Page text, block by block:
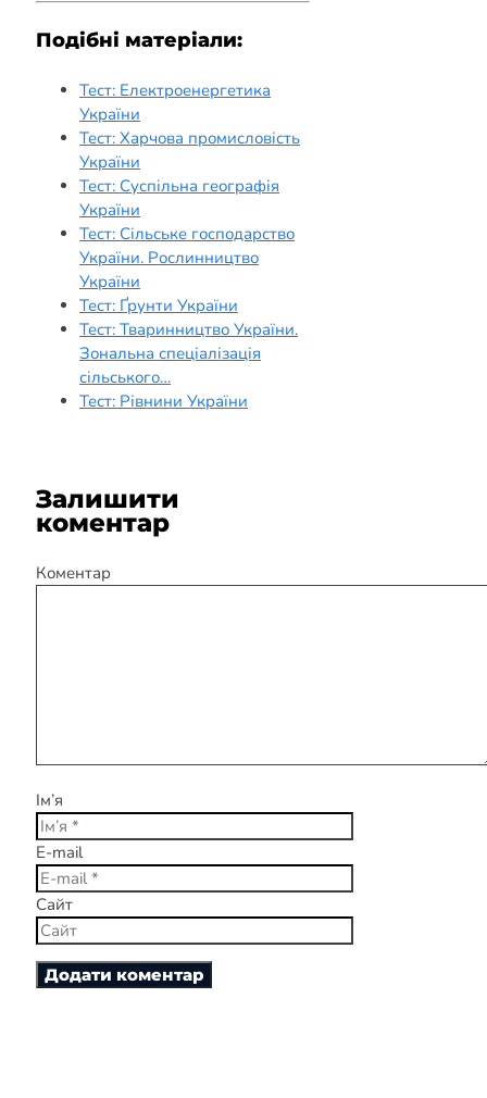
Подібні матеріали:
Тест: Електроенергетика
України
Тест: Харчова промисловість
України
Тест: Суспільна географія
України
Тест: Сільське господарство
України. Рослинництво
України
Тест: Ґрунти України
Тест: Тваринництво України.
Зональна спеціалізація
сільського…
Тест: Рівнини України
Залишити
коментар
Коментар
Ім’я
E-mail
Сайт